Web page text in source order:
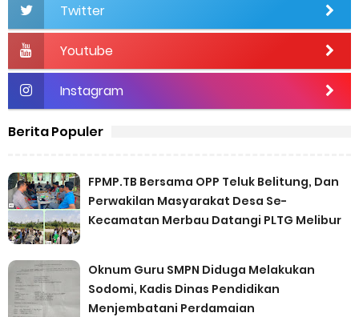
Twitter
Youtube
Instagram
Berita Populer
FPMP.TB Bersama OPP Teluk Belitung, Dan
Perwakilan Masyarakat Desa Se-
Kecamatan Merbau Datangi PLTG Melibur
Oknum Guru SMPN Diduga Melakukan
Sodomi, Kadis Dinas Pendidikan
Menjembatani Perdamaian